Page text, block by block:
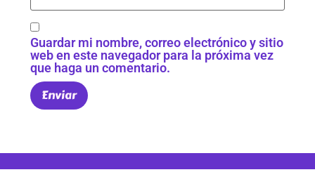
Guardar mi nombre, correo electrónico y sitio
web en este navegador para la próxima vez
que haga un comentario.